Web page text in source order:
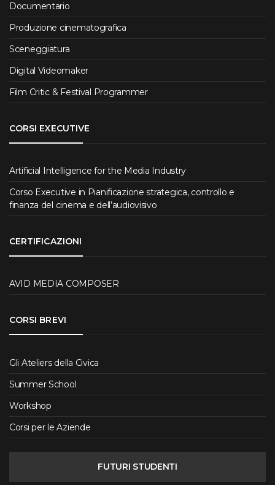
Documentario
Produzione cinematografica
Sceneggiatura
Digital Videomaker
Film Critic & Festival Programmer
CORSI EXECUTIVE
Artificial Intelligence for the Media Industry
Corso Executive in Pianificazione strategica, controllo e
finanza del cinema e dell’audiovisivo
CERTIFICAZIONI
AVID MEDIA COMPOSER
CORSI BREVI
Gli Ateliers della Civica
Summer School
Workshop
Corsi per le Aziende
FUTURI STUDENTI